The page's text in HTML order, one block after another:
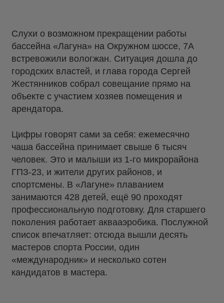
Слухи о возможном прекращении работы
бассейна «Лагуна» на Окружном шоссе, 7А
встревожили вологжан. Ситуация дошла до
городских властей, и глава города Сергей
Жестянников собрал совещание прямо на
объекте с участием хозяев помещения и
арендатора.
Цифры говорят сами за себя: ежемесячно
чаша бассейна принимает свыше 6 тысяч
человек. Это и малыши из 1-го микрорайона
ГПЗ-23, и жители других районов, и
спортсмены. В «Лагуне» плаванием
занимаются 428 детей, ещё 90 проходят
профессиональную подготовку. Для старшего
поколения работает аквааэробика. Послужной
список впечатляет: отсюда вышли десять
мастеров спорта России, один
«международник» и несколько сотен
кандидатов в мастера.